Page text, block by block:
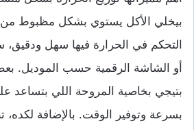
بيخلي الأكل يستوي بشكل مظبوط من
التحكم في الحرارة فيها سهل ودقيق،
أو الشاشة الرقمية حسب الموديل.
بتيجي بخاصية المروحة اللي بتساعد
بسرعة وتوفير الوقت. بالإضافة لكده،